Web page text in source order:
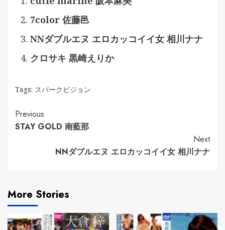
7color 佐藤邑
NNダブルエヌ エロカッコイイ女 相川ナナ
クロサキ 黒崎えりか
Tags: スパークビジョン
Continue
Reading
Previous
STAY GOLD 南藍那
Next
NNダブルエヌ エロカッコイイ女 相川ナナ
More Stories